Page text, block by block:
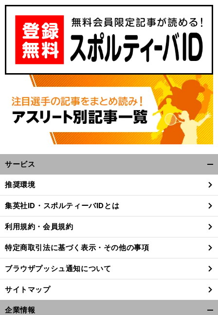
サービス
閉
る
推奨環境
集英社ID・スポルティーバIDとは
利用規約・会員規約
特定商取引法に基づく表示・その他の事項
ブラウザプッシュ通知について
サイトマップ
企業情報